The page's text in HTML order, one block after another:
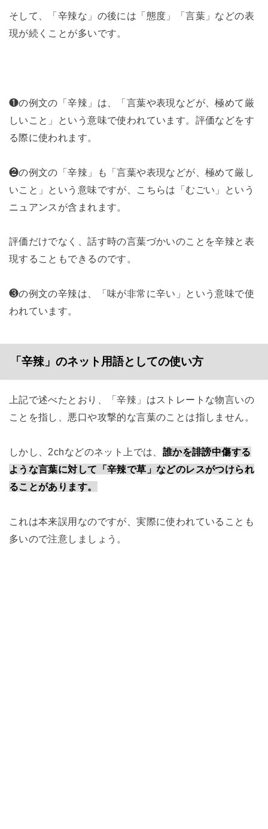
そして、「辛辣な」の後には「態度」「言葉」などの表
現が続くことが多いです。
❶の例文の「辛辣」は、「言葉や表現などが、極めて厳
しいこと」という意味で使われています。評価などをす
る際に使われます。
❷の例文の「辛辣」も「言葉や表現などが、極めて厳し
いこと」という意味ですが、こちらは「むごい」という
ニュアンスが含まれます。
評価だけでなく、話す時の言葉づかいのことを辛辣と表
現することもできるのです。
❸の例文の辛辣は、「味が非常に辛い」という意味で使
われています。
「辛辣」のネット用語としての使い方
上記で述べたとおり、「辛辣」はストレートな物言いの
ことを指し、悪口や攻撃的な言葉のことは指しません。
しかし、2chなどのネット上では、 誰かを誹謗中傷する
ような言葉に対して「辛辣で草」などのレスがつけられ
ることがあります。
これは本来誤用なのですが、実際に使われていることも
多いので注意しましょう。